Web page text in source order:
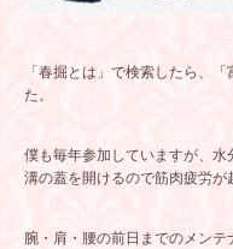
「春掘とは」で検索したら、
た。
僕も毎年参加していますが、
溝の蓋を開けるので筋肉疲労が
腕・肩・腰の前日までのメン